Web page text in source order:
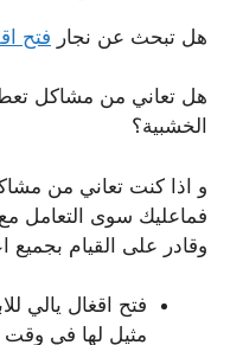
هل تبحث عن نجار فتح
هل تعاني من مشاكل
الخشبية؟
و اذا كنت تعاني من
فماعليك سوى التعامل
وقادر على القيام بجميع
فتح اقغال يالي
مثيل لها في وقت